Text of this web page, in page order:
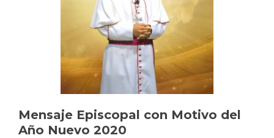
Mensaje Episcopal con Motivo del
Año Nuevo 2020